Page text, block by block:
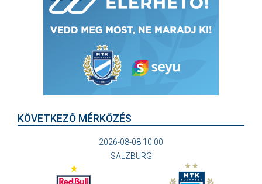
KÖVETKEZŐ MÉRKŐZÉS
2026-08-08 10:00
SALZBURG